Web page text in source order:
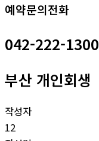
예약문의전화
042-222-1300
부산 개인회생
작성자
12